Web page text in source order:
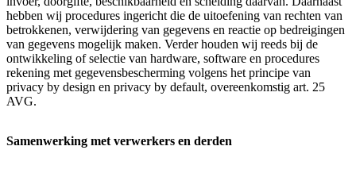
hebben wij procedures ingericht die de uitoefening van rechten van
betrokkenen, verwijdering van gegevens en reactie op bedreigingen
van gegevens mogelijk maken. Verder houden wij reeds bij de
ontwikkeling of selectie van hardware, software en procedures
rekening met gegevensbescherming volgens het principe van
privacy by design en privacy by default, overeenkomstig art. 25
AVG.
Samenwerking met verwerkers en derden